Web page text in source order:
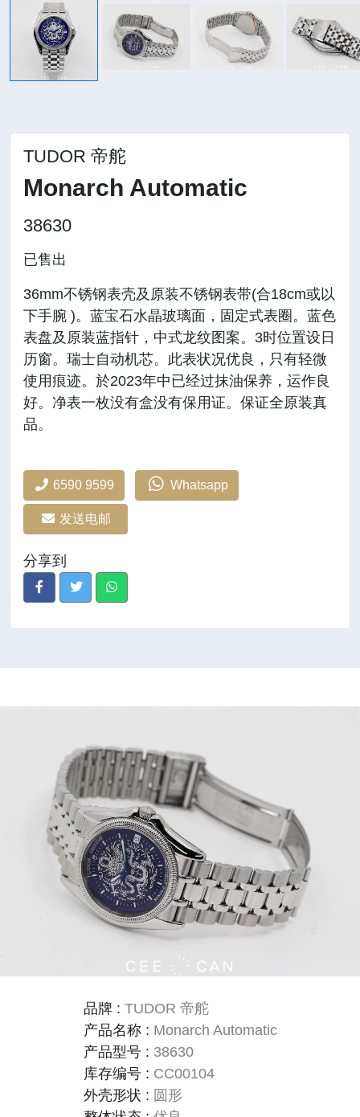
TUDOR 帝舵
Monarch Automatic
38630
已售出
36mm不锈钢表壳及原装不锈钢表带(合18cm或以
下手腕 )。蓝宝石水晶玻璃面，固定式表圈。蓝色
表盘及原装蓝指针，中式龙纹图案。3时位置设日
历窗。瑞士自动机芯。此表状况优良，只有轻微
使用痕迹。於2023年中已经过抹油保养，运作良
好。净表一枚没有盒没有保用证。保证全原装真
品。
6590 9599 Whatsapp
发送电邮
分享到
品牌 : TUDOR 帝舵
产品名称: Monarch Automatic
产品型号: 38630
库存编号: CC00104
外壳形状 : 圆形